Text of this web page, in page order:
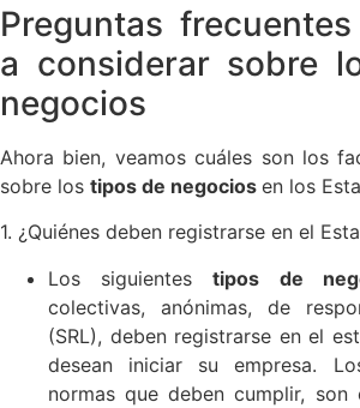
Preguntas
a considerar sobre
negocios
Ahora bien, veamos cuáles son los
sobre los tipos de negocios en los
1. ¿Quiénes deben registrarse en el
Los siguientestipos de
colectivas, anónimas, de
(SRL), deben registrarse en el
desean iniciar su empresa.
normas que deben cumplir, son